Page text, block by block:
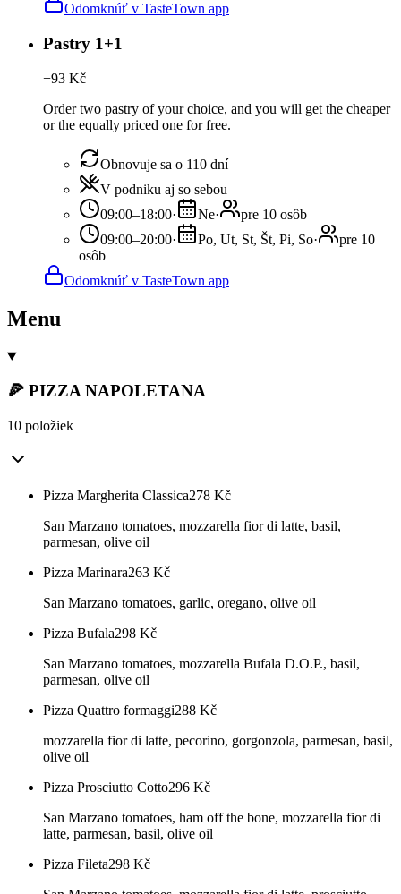
Odomknúť v TasteTown app
Pastry 1+1
−93 Kč
Order two pastry of your choice, and you will get the cheaper
or the equally priced one for free.
Obnovuje sa o 110 dní
V podniku aj so sebou
09:00–18:00· Ne·
pre 10 osôb
09:00–20:00· Po, Ut, St, Št, Pi, So·
pre 10
osôb
Odomknúť v TasteTown app
Menu
🍕 PIZZA NAPOLETANA
10 položiek
Pizza Margherita Classica278 Kč
San Marzano tomatoes, mozzarella fior di latte, basil,
parmesan, olive oil
Pizza Marinara263 Kč
San Marzano tomatoes, garlic, oregano, olive oil
Pizza Bufala298 Kč
San Marzano tomatoes, mozzarella Bufala D.O.P., basil,
parmesan, olive oil
Pizza Quattro formaggi288 Kč
mozzarella fior di latte, pecorino, gorgonzola, parmesan, basil,
olive oil
Pizza Prosciutto Cotto296 Kč
San Marzano tomatoes, ham off the bone, mozzarella fior di
latte, parmesan, basil, olive oil
Pizza Fileta298 Kč